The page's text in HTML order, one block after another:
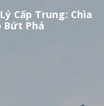
Cấp Trung: Chìa
Bứt Phá